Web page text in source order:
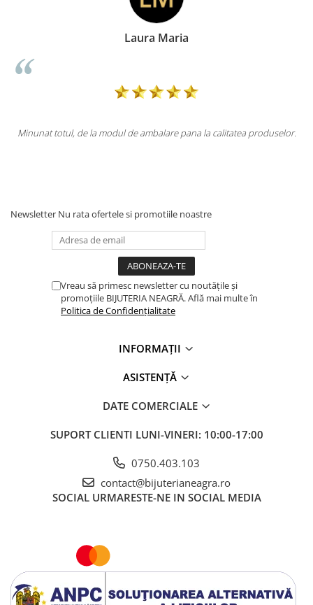
produselor.
Doina Georgescu
Totul la superlativ! Produsul, fix descrierea,
Newsletter Nu rata ofertele si promotiile noastre
Vreau să primesc newsletter cu noutățile și
promoțiile BIJUTERIA NEAGRĂ. Află mai multe în
Politica de Confidențialitate
INFORMAȚII
ASISTENȚĂ
DATE COMERCIALE
SUPORT CLIENTI LUNI-VINERI: 10:00-17:00
0750.403.103
contact@bijuterianeagra.ro
SOCIAL URMARESTE-NE IN SOCIAL MEDIA